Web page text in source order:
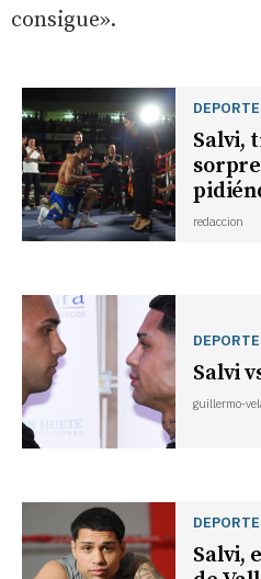
consigue».
Salvi,
redaccion
Salvi
guillermo-
Salvi,